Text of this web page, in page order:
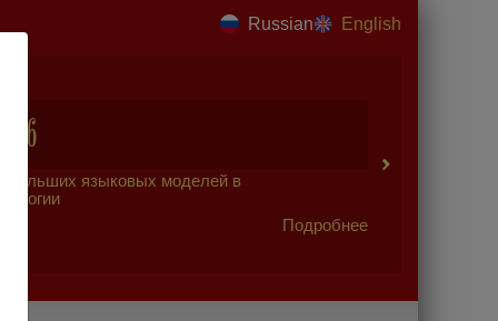
Russian English
больших языковых моделей в
Подробнее